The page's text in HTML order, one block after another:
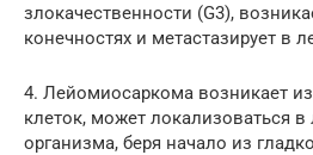
злокачественности (G3),
конечностях и метастазирует в
4. Лейомиосаркома возникает
клеток, может локализоваться
организма, беря начало из